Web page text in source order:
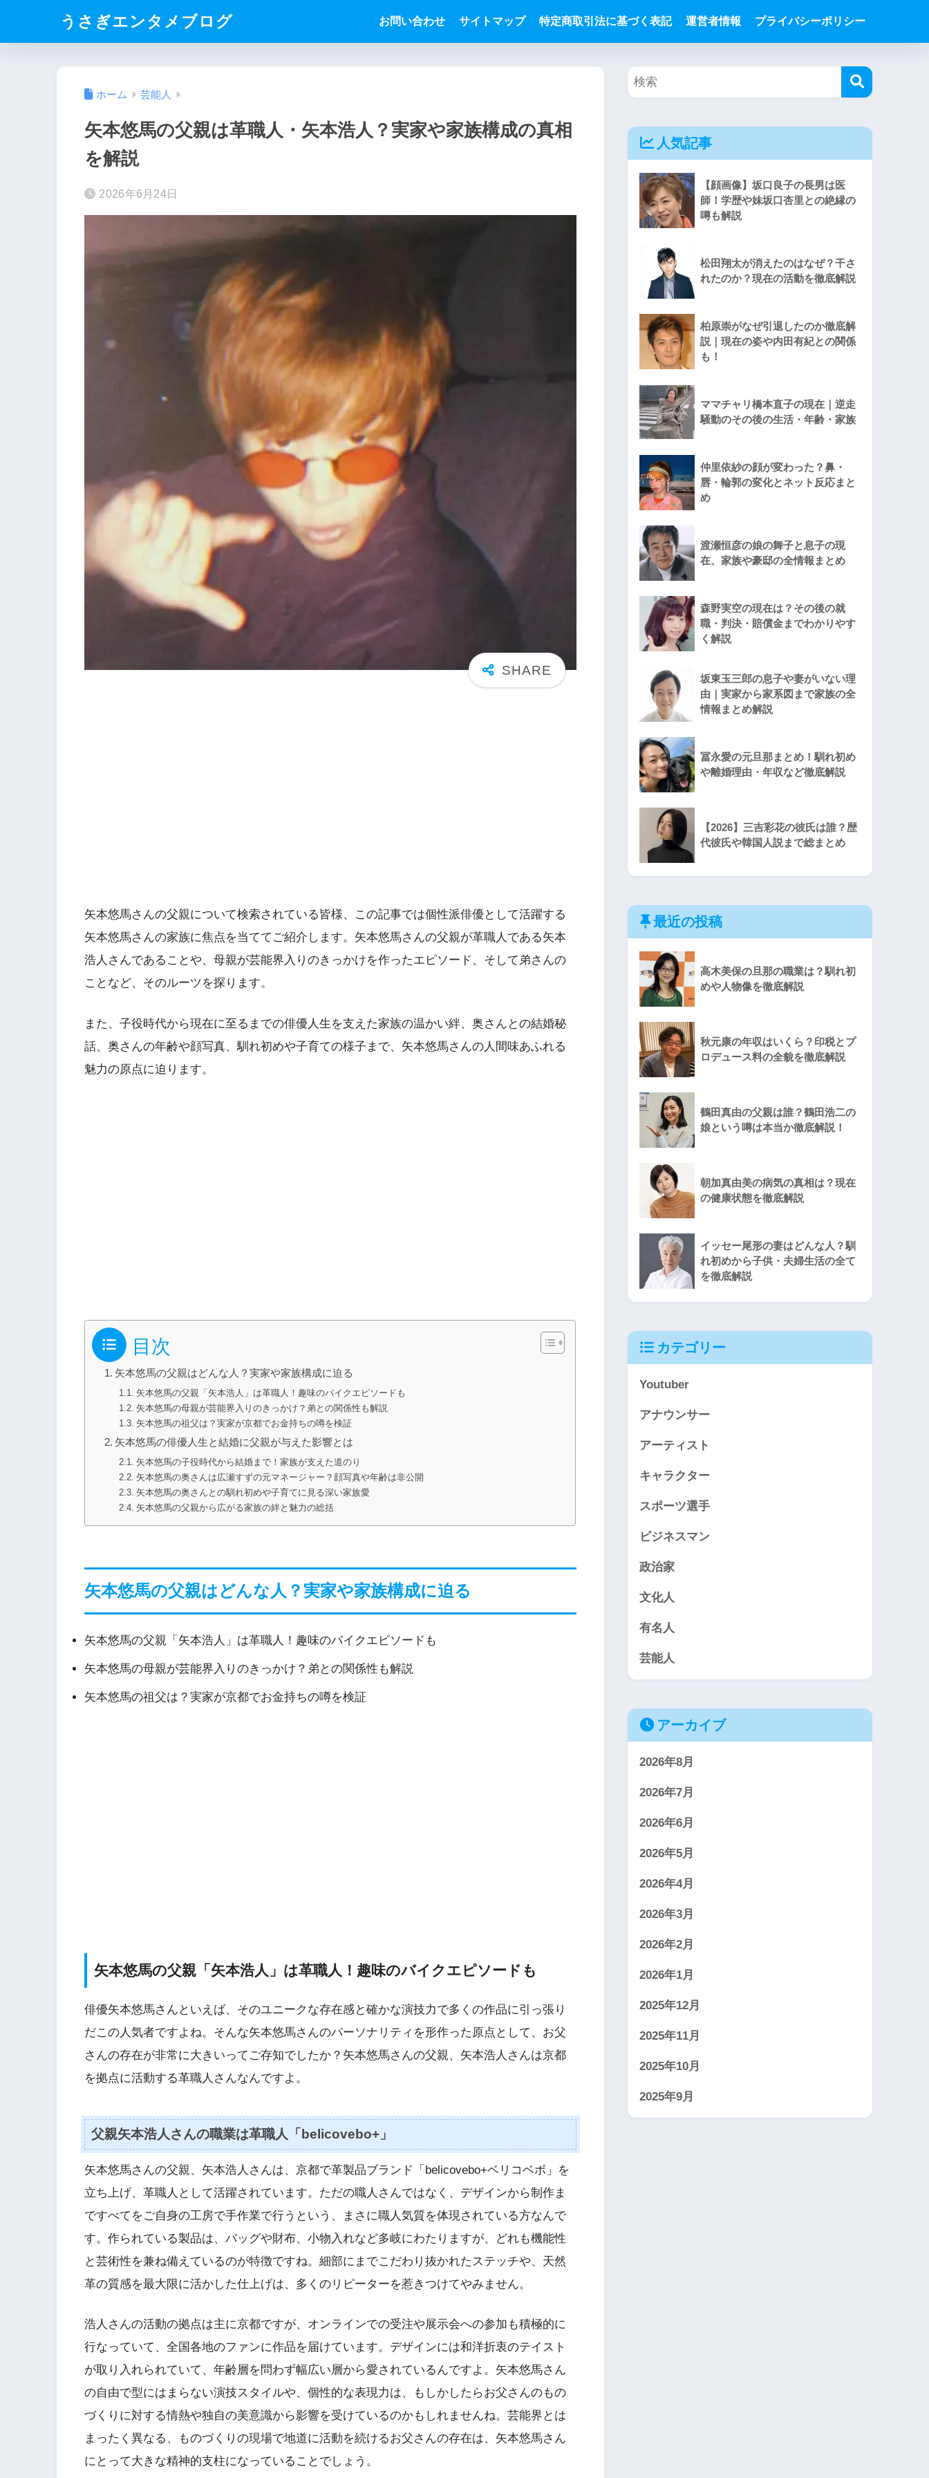
うさぎエンタメブログ お問い合わせ サイトマップ 特定商取引法に基づく表記 運営者情報 プライバシーポリシー
ホーム 芸能人
矢本悠馬の父親は革職人・矢本浩人？実家や家族構成の真相
を解説
2026年6月24日
矢本悠馬さんの父親について検索されている皆様、この記事では個性派俳優として活躍する
矢本悠馬さんの家族に焦点を当ててご紹介します。矢本悠馬さんの父親が革職人である矢本
浩人さんであることや、母親が芸能界入りのきっかけを作ったエピソード、そして弟さんの
ことなど、そのルーツを探ります。
また、子役時代から現在に至るまでの俳優人生を支えた家族の温かい絆、奥さんとの結婚秘
話、奥さんの年齢や顔写真、馴れ初めや子育ての様子まで、矢本悠馬さんの人間味あふれる
魅力の原点に迫ります。
目次
矢本悠馬の父親はどんな人？実家や家族構成に迫る
矢本悠馬の父親「矢本浩人」は革職人！趣味のバイクエピソードも
矢本悠馬の母親が芸能界入りのきっかけ？弟との関係性も解説
矢本悠馬の祖父は？実家が京都でお金持ちの噂を検証
矢本悠馬の俳優人生と結婚に父親が与えた影響とは
矢本悠馬の子役時代から結婚まで！家族が支えた道のり
矢本悠馬の奥さんは広瀬すずの元マネージャー？顔写真や年齢は非公開
矢本悠馬の奥さんとの馴れ初めや子育てに見る深い家族愛
矢本悠馬の父親から広がる家族の絆と魅力の総括
矢本悠馬の父親はどんな人？実家や家族構成に迫る
矢本悠馬の父親「矢本浩人」は革職人！趣味のバイクエピソードも
矢本悠馬の母親が芸能界入りのきっかけ？弟との関係性も解説
矢本悠馬の祖父は？実家が京都でお金持ちの噂を検証
矢本悠馬の父親「矢本浩人」は革職人！趣味のバイクエピソードも
俳優矢本悠馬さんといえば、そのユニークな存在感と確かな演技力で多くの作品に引っ張り
だこの人気者ですよね。そんな矢本悠馬さんのパーソナリティを形作った原点として、お父
さんの存在が非常に大きいってご存知でしたか？矢本悠馬さんの父親、矢本浩人さんは京都
を拠点に活動する革職人さんなんですよ。
父親矢本浩人さんの職業は革職人「belicovebo+」
矢本悠馬さんの父親、矢本浩人さんは、京都で革製品ブランド「belicovebo+ベリコベボ」を
立ち上げ、革職人として活躍されています。ただの職人さんではなく、デザインから制作ま
ですべてをご自身の工房で手作業で行うという、まさに職人気質を体現されている方なんで
す。作られている製品は、バッグや財布、小物入れなど多岐にわたりますが、どれも機能性
と芸術性を兼ね備えているのが特徴ですね。細部にまでこだわり抜かれたステッチや、天然
革の質感を最大限に活かした仕上げは、多くのリピーターを惹きつけてやみません。
浩人さんの活動の拠点は主に京都ですが、オンラインでの受注や展示会への参加も積極的に
行なっていて、全国各地のファンに作品を届けています。デザインには和洋折衷のテイスト
が取り入れられていて、年齢層を問わず幅広い層から愛されているんですよ。矢本悠馬さん
の自由で型にはまらない演技スタイルや、個性的な表現力は、もしかしたらお父さんのもの
づくりに対する情熱や独自の美意識から影響を受けているのかもしれませんね。芸能界とは
まったく異なる、ものづくりの現場で地道に活動を続けるお父さんの存在は、矢本悠馬さん
にとって大きな精神的支柱になっていることでしょう。
人気記事
【顔画像】坂口良子の長男は医
師！学歴や妹坂口杏里との絶縁の
噂も解説
松田翔太が消えたのはなぜ？干さ
れたのか？現在の活動を徹底解説
柏原崇がなぜ引退したのか徹底解
説｜現在の姿や内田有紀との関係
も！
ママチャリ橋本直子の現在｜逆走
騒動のその後の生活・年齢・家族
仲里依紗の顔が変わった？鼻・
唇・輪郭の変化とネット反応まと
め
渡瀬恒彦の娘の舞子と息子の現
在、家族や豪邸の全情報まとめ
森野実空の現在は？その後の就
職・判決・賠償金までわかりやす
く解説
坂東玉三郎の息子や妻がいない理
由｜実家から家系図まで家族の全
情報まとめ解説
冨永愛の元旦那まとめ！馴れ初め
や離婚理由・年収など徹底解説
【2026】三吉彩花の彼氏は誰？歴
代彼氏や韓国人説まで総まとめ
最近の投稿
高木美保の旦那の職業は？馴れ初
めや人物像を徹底解説
秋元康の年収はいくら？印税とプ
ロデュース料の全貌を徹底解説
鶴田真由の父親は誰？鶴田浩二の
娘という噂は本当か徹底解説！
朝加真由美の病気の真相は？現在
の健康状態を徹底解説
イッセー尾形の妻はどんな人？馴
れ初めから子供・夫婦生活の全て
を徹底解説
カテゴリー
Youtuber
アナウンサー
アーティスト
キャラクター
スポーツ選手
ビジネスマン
政治家
文化人
有名人
芸能人
アーカイブ
2026年8月
2026年7月
2026年6月
2026年5月
2026年4月
2026年3月
2026年2月
2026年1月
2025年12月
2025年11月
2025年10月
2025年9月